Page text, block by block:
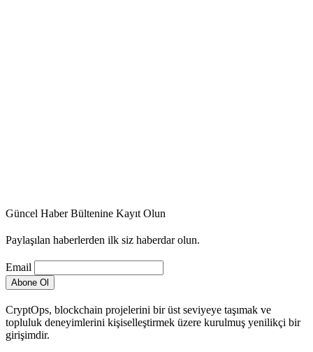
Güncel Haber Bültenine Kayıt Olun
Paylaşılan haberlerden ilk siz haberdar olun.
Email
CryptOps, blockchain projelerini bir üst seviyeye taşımak ve
topluluk deneyimlerini kişiselleştirmek üzere kurulmuş yenilikçi bir
girişimdir.